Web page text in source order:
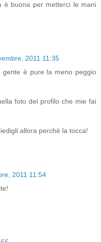
è buona per metterci le mani
2011 11:35
è pure la meno peggio
foto del profilo che mie fai
allora perchè la tocca!
2011 11:54